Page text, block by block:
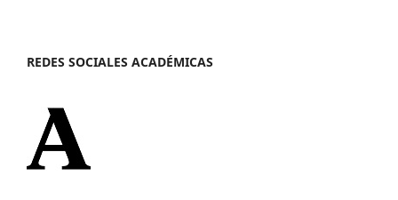
REDES SOCIALES ACADÉMICAS